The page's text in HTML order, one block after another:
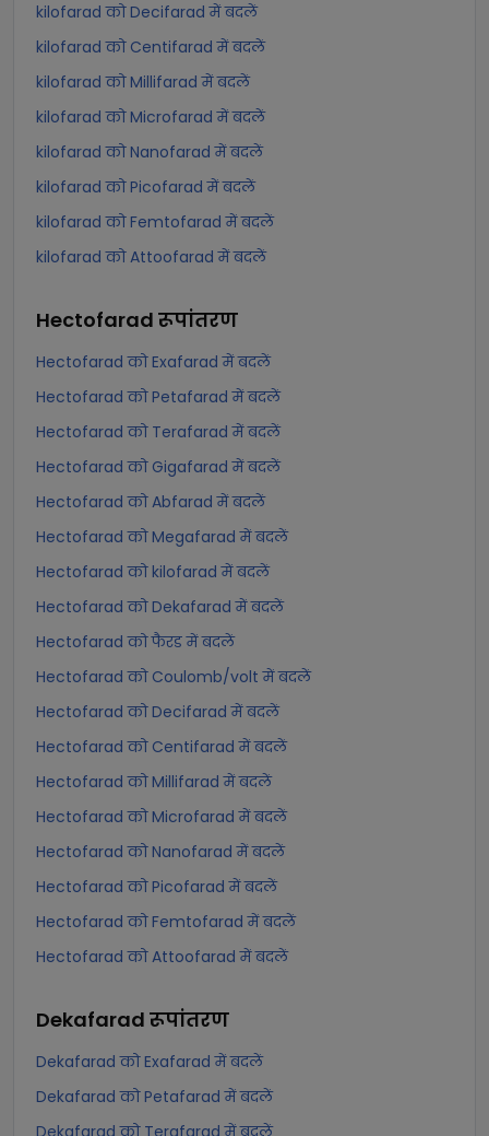
kilofarad को Decifarad में बदलें
kilofarad को Centifarad में बदलें
kilofarad को Millifarad में बदलें
kilofarad को Microfarad में बदलें
kilofarad को Nanofarad में बदलें
kilofarad को Picofarad में बदलें
kilofarad को Femtofarad में बदलें
kilofarad को Attoofarad में बदलें
Hectofarad रूपांतरण
Hectofarad को Exafarad में बदलें
Hectofarad को Petafarad में बदलें
Hectofarad को Terafarad में बदलें
Hectofarad को Gigafarad में बदलें
Hectofarad को Abfarad में बदलें
Hectofarad को Megafarad में बदलें
Hectofarad को kilofarad में बदलें
Hectofarad को Dekafarad में बदलें
Hectofarad को फैरड में बदलें
Hectofarad को Coulomb/volt में बदलें
Hectofarad को Decifarad में बदलें
Hectofarad को Centifarad में बदलें
Hectofarad को Millifarad में बदलें
Hectofarad को Microfarad में बदलें
Hectofarad को Nanofarad में बदलें
Hectofarad को Picofarad में बदलें
Hectofarad को Femtofarad में बदलें
Hectofarad को Attoofarad में बदलें
Dekafarad रूपांतरण
Dekafarad को Exafarad में बदलें
Dekafarad को Petafarad में बदलें
Dekafarad को Terafarad में बदलें